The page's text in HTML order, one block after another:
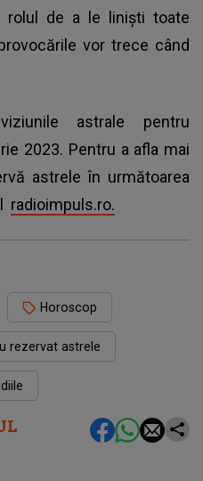
rolul de a le liniști toate
vor trece când
astrale pentru
2023. Pentru a afla mai
astrele în următoarea
radioimpuls.ro.
Horoscop
rezervat astrele